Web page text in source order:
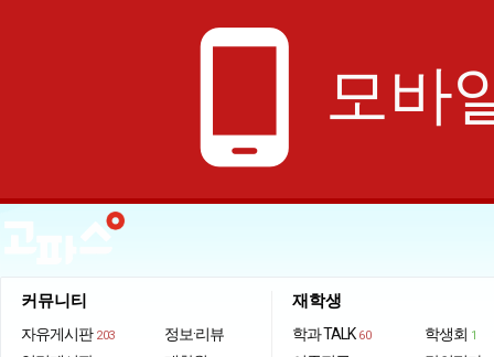
phone_android 모바
커뮤니티
자유게시판 203
정보·리뷰
재학생
학과 TALK 60 학생회 1